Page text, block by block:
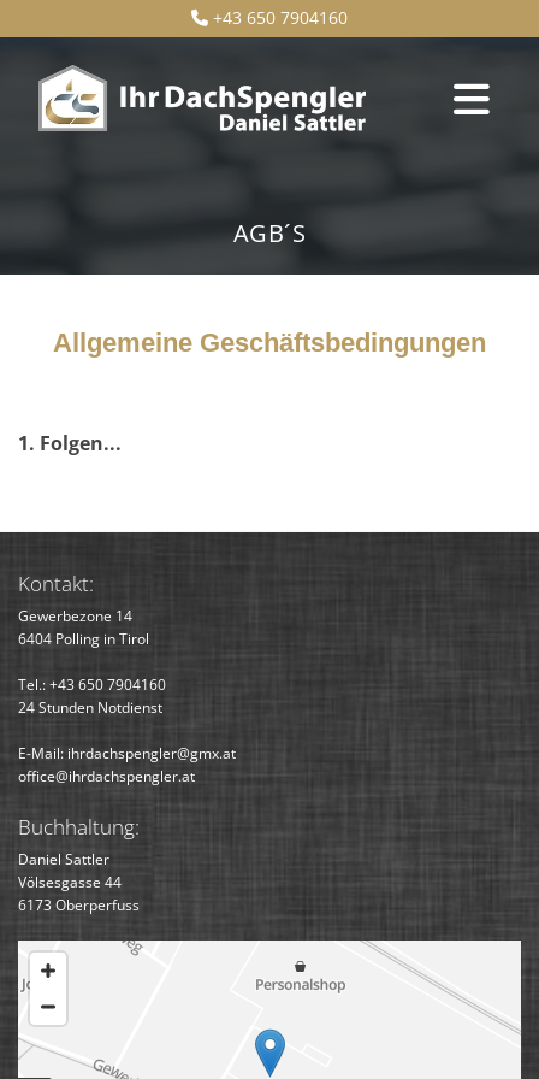
 +43 650 7904160
AGB´S
Allgemeine Geschäftsbedingungen
1. Folgen...
Kontakt:
Gewerbezone 14
6404 Polling in Tirol
Tel.:+43 650 7904160
24 Stunden Notdienst
E-Mail: ihrdachspengler@gmx.at
office@ihrdachspengler.at
Buchhaltung:
Daniel Sattler
Völsesgasse 44
6173 Oberperfuss